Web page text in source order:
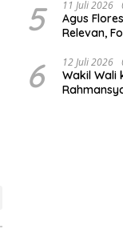
5 11 Juli 2026
Agus
Relevan,
6 12 Juli 2026
Wakil Wali